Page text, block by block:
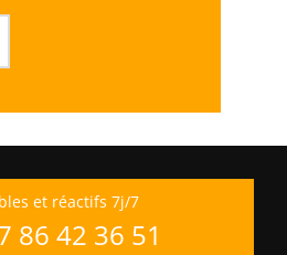
et réactifs 7j/7
86 42 36 51